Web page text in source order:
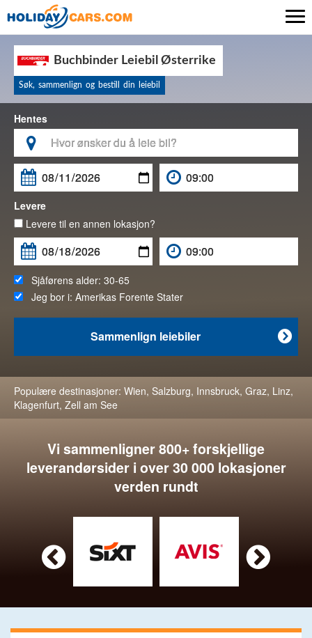
Buchbinder Leiebil Østerrike
Søk, sammenlign og bestill din leiebil
Hentes


Levere
Levere til en annen lokasjon?
Sjåførens alder: 30-65
Jeg bor i: Amerikas Forente Stater

Sammenlign leiebiler
Populære destinasjoner: Wien, Salzburg, Innsbruck, Graz, Linz,
Klagenfurt, Zell am See
Vi sammenligner 800+ forskjellige
leverandørsider i over 30 000 lokasjoner
verden rundt
 